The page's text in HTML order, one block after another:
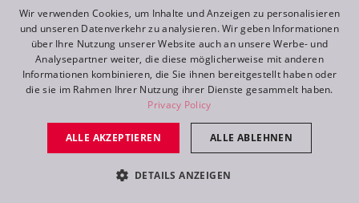
Navigation
Support
ENGLISH
FR
RU
Wir verwenden Cookies, um Inhalte und Anzeigen zu personalisieren
und unseren Datenverkehr zu analysieren. Wir geben Informationen
über Ihre Nutzung unserer Website auch an unsere Werbe- und
Analysepartner weiter, die diese möglicherweise mit anderen
Informationen kombinieren, die Sie ihnen bereitgestellt haben oder
die sie im Rahmen Ihrer Nutzung ihrer Dienste gesammelt haben.
Privacy Policy
ALLE AKZEPTIEREN ALLE ABLEHNEN
DETAILS ANZEIGEN